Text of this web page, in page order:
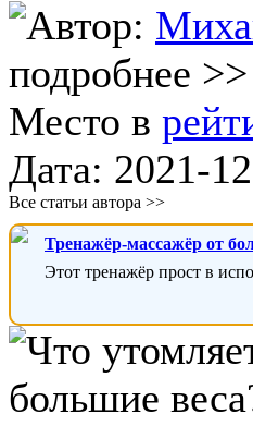
Автор:
подробнее >>
Место в
Дата: 2021-
Все статьи автора >>
Тренажёр-массажёр от
Этот тренажёр прост в